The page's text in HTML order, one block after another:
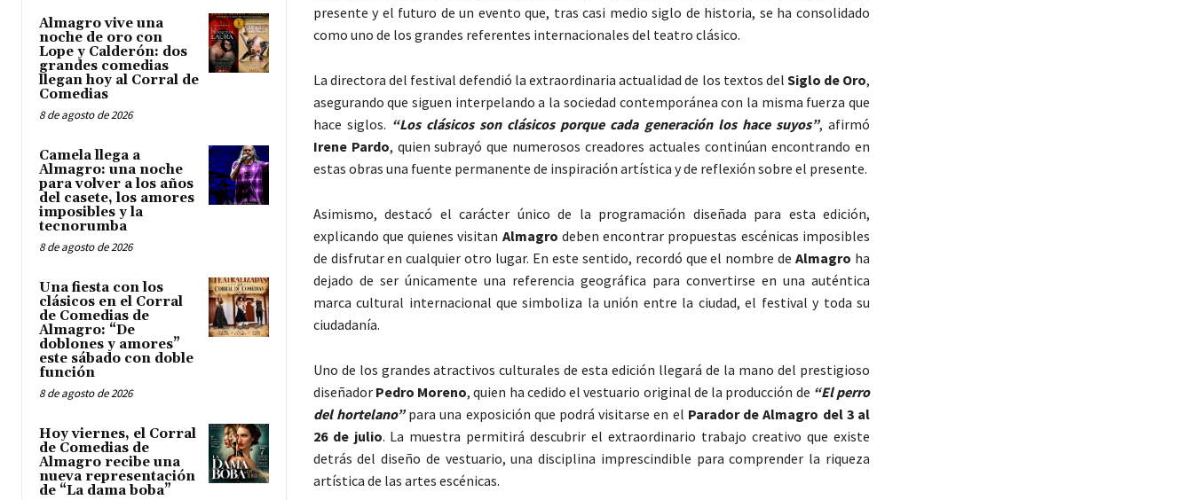
Almagro vive una
noche de oro con
Lope y Calderón: dos
grandes comedias
llegan hoy al Corral de
Comedias
8 de agosto de 2026
Camela llega a
Almagro: una noche
para volver a los años
del casete, los amores
imposibles y la
tecnorumba
8 de agosto de 2026
Una fiesta con los
clásicos en el Corral
de Comedias de
Almagro: “De
doblones y amores”
este sábado con doble
función
8 de agosto de 2026
Hoy viernes, el Corral
de Comedias de
Almagro recibe una
nueva representación
de “La dama boba”
presente y el futuro de un evento que, tras casi medio siglo de historia, se ha consolidado
como uno de los grandes referentes internacionales del teatro clásico.
La directora del festival defendió la extraordinaria actualidad de los textos del Siglo de Oro,
asegurando que siguen interpelando a la sociedad contemporánea con la misma fuerza que
hace siglos. “Los clásicos son clásicos porque cada generación los hace suyos”, afirmó
Irene Pardo, quien subrayó que numerosos creadores actuales continúan encontrando en
estas obras una fuente permanente de inspiración artística y de reflexión sobre el presente.
Asimismo, destacó el carácter único de la programación diseñada para esta edición,
explicando que quienes visitan Almagro deben encontrar propuestas escénicas imposibles
de disfrutar en cualquier otro lugar. En este sentido, recordó que el nombre deAlmagro ha
dejado de ser únicamente una referencia geográfica para convertirse en una auténtica
marca cultural internacional que simboliza la unión entre la ciudad, el festival y toda su
ciudadanía.
Uno de los grandes atractivos culturales de esta edición llegará de la mano del prestigioso
diseñador Pedro Moreno, quien ha cedido el vestuario original de la producción de “El perro
del hortelano”para una exposición que podrá visitarse en el Parador de Almagro del 3 al
26 de julio. La muestra permitirá descubrir el extraordinario trabajo creativo que existe
detrás del diseño de vestuario, una disciplina imprescindible para comprender la riqueza
artística de las artes escénicas.